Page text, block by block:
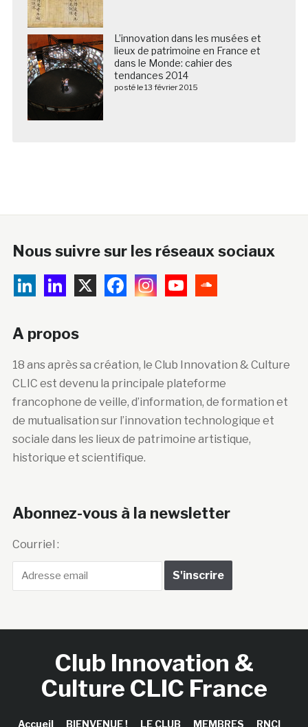
L’innovation dans les musées et
lieux de patrimoine en France et
dans le Monde: cahier des
tendances 2014
posté le 13 février 2015
Nous suivre sur les réseaux sociaux
A propos
18 ans après sa création, le Club Innovation & Culture
CLIC est devenu la principale plateforme
francophone de veille, d’information, de formation et
de mutualisation sur l’innovation technologique et
sociale dans les lieux de patrimoine artistique,
historique et scientifique.
Abonnez-vous à la newsletter
Courriel :
Club Innovation &
Culture CLIC France
Accueil BIENVENUE ! LE CLUB MEMBRES RNCI